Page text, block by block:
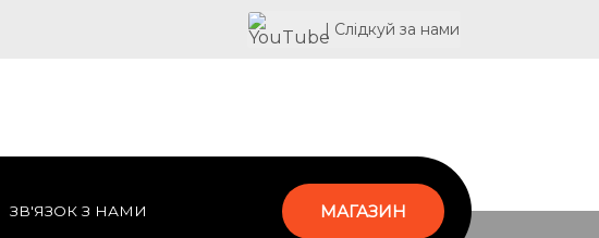
| Слідкуй за нами
ЗВ'ЯЗОК З НАМИ МАГАЗИН